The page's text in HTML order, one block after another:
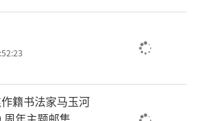
就说：“我要修菩提心，所
亲，我是为了帮他们解脱而
如何发财，想办法忽悠别
佛力加持赚到的。钱包鼓
进去是佛，出来是魔！这样